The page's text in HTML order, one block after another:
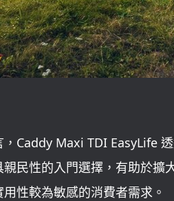
，Caddy Maxi TDI EasyLife
親民性的入門選擇，有助於擴
性較為敏感的消費者需求。